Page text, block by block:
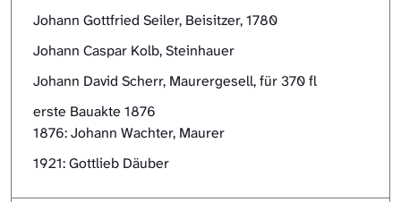
Johann Gottfried Seiler, Beisitzer, 1780
Johann Caspar Kolb, Steinhauer
Johann David Scherr, Maurergesell, für 370 fl
erste Bauakte 1876
1876: Johann Wachter, Maurer
1921: Gottlieb Däuber